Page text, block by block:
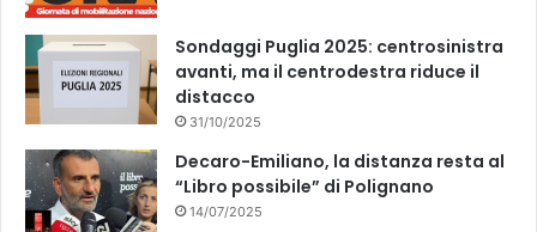
Sondaggi Puglia 2025: centrosinistra
avanti, ma il centrodestra riduce il
distacco
31/10/2025
Decaro-Emiliano, la distanza resta al
“Libro possibile” di Polignano
14/07/2025